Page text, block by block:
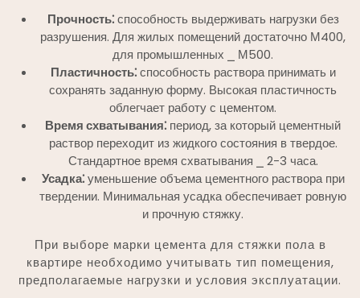
Прочность⁚способность выдерживать нагрузки без
разрушения. Для жилых помещений достаточно М400,
для промышленных ⎯ М500.
Пластичность⁚способность раствора принимать и
сохранять заданную форму. Высокая пластичность
облегчает работу с цементом.
Время схватывания⁚ период, за который цементный
раствор переходит из жидкого состояния в твердое.
Стандартное время схватывания ⎯ 2-3 часа.
Усадка⁚уменьшение объема цементного раствора при
твердении. Минимальная усадка обеспечивает ровную
и прочную стяжку.
При выборе марки цемента для стяжки пола в
квартире необходимо учитывать тип помещения,
предполагаемые нагрузки и условия эксплуатации.